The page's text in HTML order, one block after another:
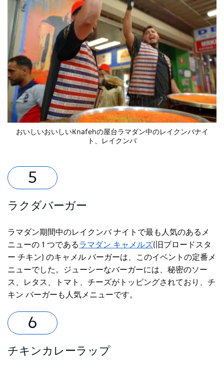
おいしいおいしいKnafehの屋台ラマダン中のレイクンバナイ
ト 、レイクンバ
ラクダバーガー
ラマダン期間中のレイクンバ ナイトで最も人気のあるメ
ニューの 1 つであるラマダン キャメルズ(旧ブロードスタ
ー チキン) のキャメル バーガーは、このイベントの定番メ
ニューでした。ジューシーなバーガーには、秘密のソー
ス、レタス、トマト、チーズがトッピングされており、チ
キン バーガーも人気メニューです。
チキンカレーラップ